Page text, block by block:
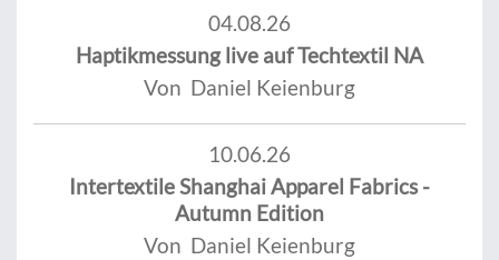
04.08.26
Haptikmessung live auf Techtextil NA
Von Daniel Keienburg
10.06.26
Intertextile Shanghai Apparel Fabrics -
Autumn Edition
Von Daniel Keienburg